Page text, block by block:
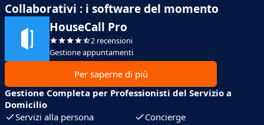
Collaborativi : i software del momento
HouseCall Pro
2 recensioni
Gestione appuntamenti
Per saperne di più
Gestione Completa per Professionisti del Servizio a
Domicilio
Servizi alla persona
Concierge